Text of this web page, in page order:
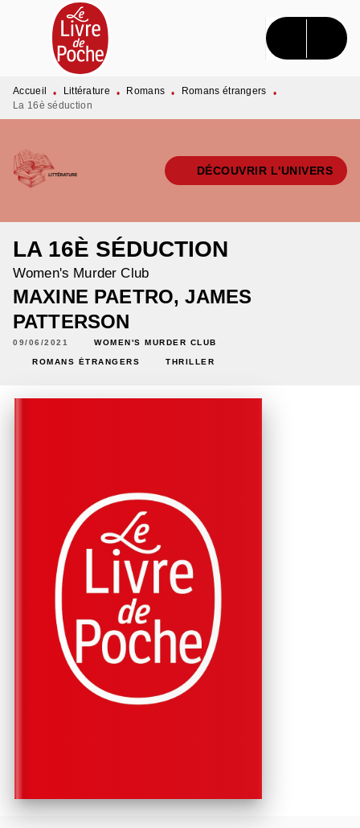
MENU RECHERCHE CONTENU
PIED DE PAGE
Accueil • Littérature • Romans • Romans étrangers
•
La 16è séduction
DÉCOUVRIR L'UNIVERS
LA 16È SÉDUCTION
Women's Murder Club
MAXINE PAETRO,JAMES
PATTERSON
09/06/2021 WOMEN'S MURDER CLUB
ROMANS ÉTRANGERS THRILLER